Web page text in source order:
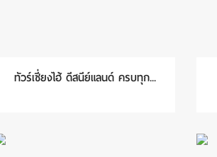
ทัวร์เซี่ยงไฮ้ ดีสนีย์แลนด์ ครบทุก...